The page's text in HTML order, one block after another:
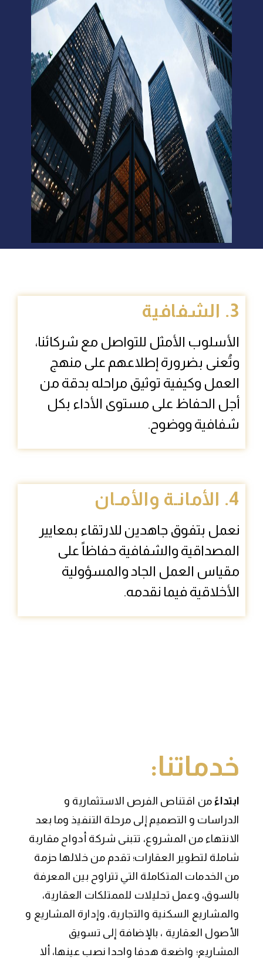
3. الشفافية
الأسلوب الأمثل للتواصل مع شركائنا،
وتُعنى بضرورة إطلاعهم على منهج
العمل وكيفية توثيق مراحله بدقة من
أجل الحفاظ على مستوى الأداء بكل
شفافية ووضوح.
4. الأمانـة والأمـان
نعمل بتفوق جاهدين للارتقاء بمعايير
المصداقية والشفافية حفاظاً على
مقياس العمل الجاد والمسؤولية
الأخلاقية فيما نقدمه.
خدماتنا:
ابتداءً من اقتناص الفرص الاستثمارية و
الدراسات و التصميم إلى مرحلة التنفيذ وما بعد
الانتهاء من المشروع، تتبنى شركة أدواح مقاربة
شاملة لتطوير العقارات؛ تقدم من خلالها حزمة
من الخدمات المتكاملة التي تتراوح بين المعرفة
بالسوق، وعمل تحليلات للممتلكات العقارية،
والمشاريع السكنية والتجارية، وإدارة المشاريع و
الأصول العقارية ، بالإضافة إلى تسويق
المشاريع؛ واضعة هدفا واحدا نصب عينها، ألا